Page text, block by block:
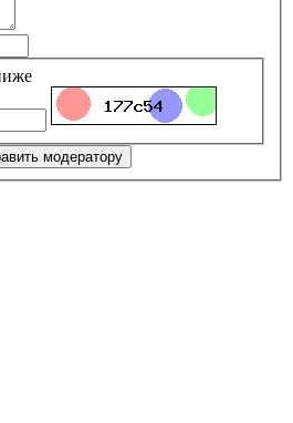
модератору